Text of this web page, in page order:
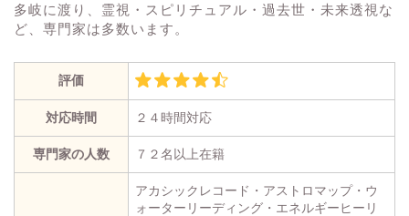
多岐に渡り、霊視・スピリチュアル・過去世・未来透視な
ど、専門家は多数います。
評価
対応時間 ２４時間対応
専門家の人数 ７２名以上在籍
アカシックレコード・アストロマップ・ウ
ォーターリーディング・エネルギーヒーリ